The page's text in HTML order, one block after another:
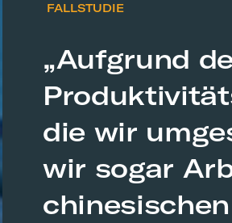
FALLSTUDIE
„Aufgrund
die wir
wir sogar